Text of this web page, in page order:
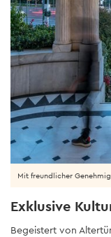
Exklusive
Begeistert von
Mit freundlicher